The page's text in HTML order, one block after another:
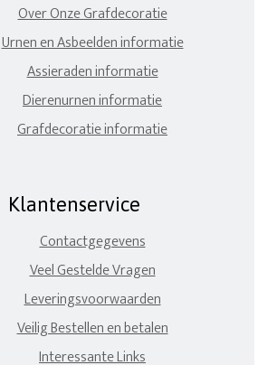
Over Onze Grafdecoratie
Urnen en Asbeelden informatie
Assieraden informatie
Dierenurnen informatie
Grafdecoratie informatie
Klantenservice
Contactgegevens
Veel Gestelde Vragen
Leveringsvoorwaarden
Veilig Bestellen en betalen
Interessante Links